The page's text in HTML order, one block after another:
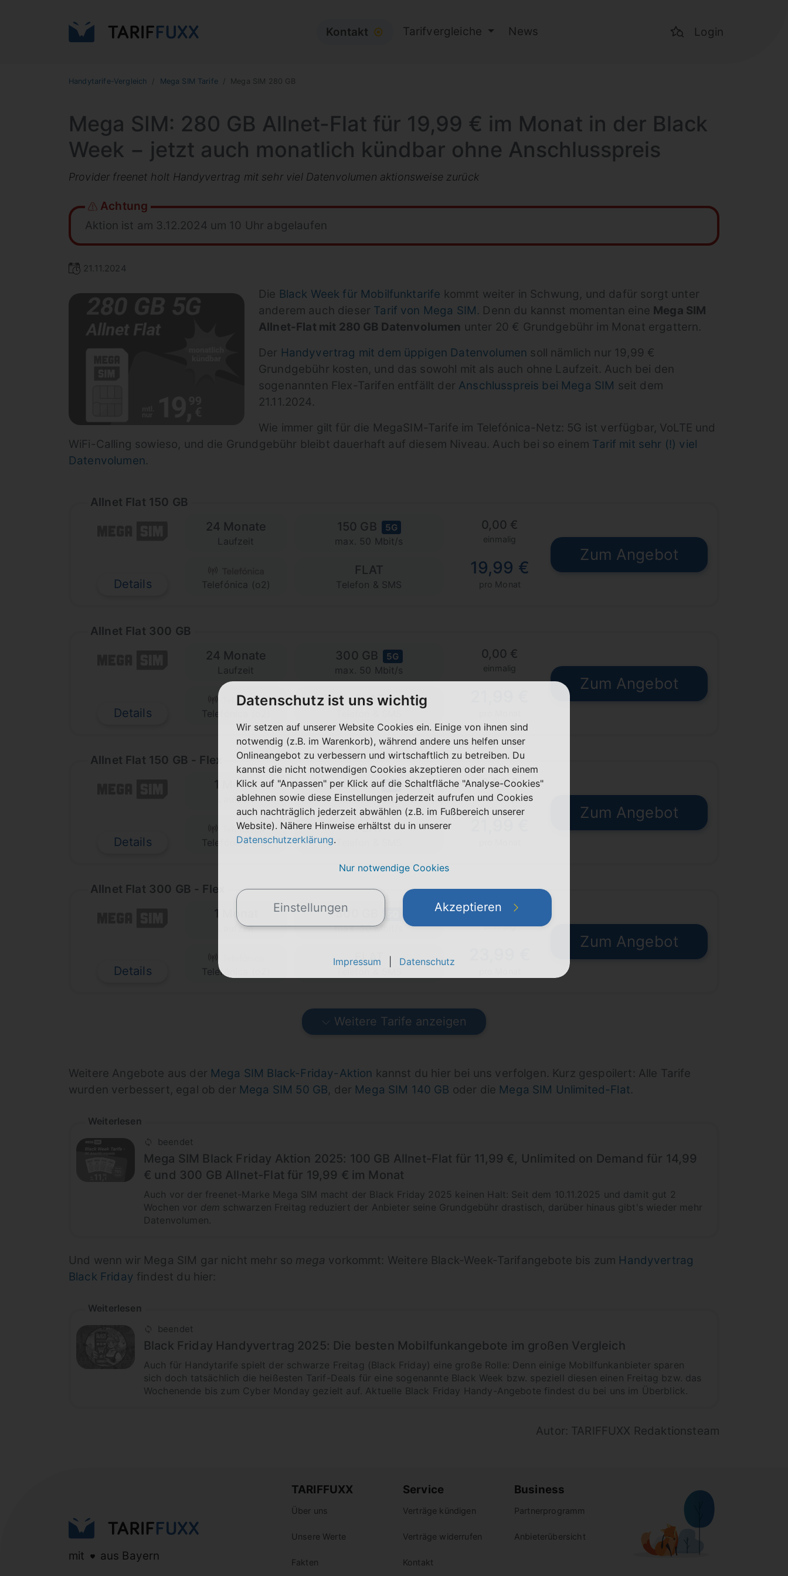
Kontakt ⦿ Tarifvergleiche News Login
Handytarife-Vergleich Mega SIM Tarife Mega SIM 280 GB
Mega SIM: 280 GB Allnet-Flat für 19,99 € im Monat in der Black
Week − jetzt auch monatlich kündbar ohne Anschlusspreis
Provider freenet holt Handyvertrag mit sehr viel Datenvolumen aktionsweise zurück
Achtung
Aktion ist am 3.12.2024 um 10 Uhr abgelaufen
21.11.2024
Die Black Week für Mobilfunktarife kommt weiter in Schwung, und dafür sorgt unter
anderem auch dieser Tarif von Mega SIM. Denn du kannst momentan eine Mega SIM
Allnet-Flat mit 280 GB Datenvolumen unter 20 € Grundgebühr im Monat ergattern.
Der Handyvertrag mit dem üppigen Datenvolumen soll nämlich nur 19,99 €
Grundgebühr kosten, und das sowohl mit als auch ohne Laufzeit. Auch bei den
sogenannten Flex-Tarifen entfällt der Anschlusspreis bei Mega SIM seit dem
21.11.2024.
Wie immer gilt für die MegaSIM-Tarife im Telefónica-Netz: 5G ist verfügbar, VoLTE und
WiFi-Calling sowieso, und die Grundgebühr bleibt dauerhaft auf diesem Niveau. Auch bei so einem Tarif mit sehr (!) viel
Datenvolumen.
Allnet Flat 150 GB
Details
24 Monate
Laufzeit
Telefónica (o2)
150 GB 5G
max. 50 Mbit/s
FLAT
Telefon & SMS
0,00 €
einmalig
19,99 €
pro Monat
Zum Angebot
Allnet Flat 300 GB
Details
24 Monate
Laufzeit
Telefónica (o2)
300 GB 5G
max. 50 Mbit/s
FLAT
0,00 €
einmalig
Zum Angebot
Allnet Flat 150 GB - Flex
Details
1 Monat
Laufzeit
Telefónica (o2)
150 GB 5G
max. 50 Mbit/s
FLAT
0,00 €
einmalig
Zum Angebot
Allnet Flat 300 GB - Flex
Details
1 Monat
Laufzeit
Telefónica (o2)
300 GB
max. 50 Mbit/s
FLAT
0,00 €
einmalig
Zum Angebot
Weitere Tarife anzeigen
Weitere Angebote aus der Mega SIM Black-Friday-Aktion kannst du hier bei uns verfolgen. Kurz gespoilert: Alle Tarife
wurden verbessert, egal ob der Mega SIM 50 GB, der Mega SIM 140 GB oder die Mega SIM Unlimited-Flat.
Weiterlesen
beendet
Mega SIM Black Friday Aktion 2025: 100 GB Allnet-Flat für 11,99 €, Unlimited on Demand für 14,99
€ und 300 GB Allnet-Flat für 19,99 € im Monat
Auch vor der freenet-Marke Mega SIM macht der Black Friday 2025 keinen Halt: Seit dem 10.11.2025 und damit gut 2
Wochen vor dem schwarzen Freitag reduziert der Anbieter seine Grundgebühr drastisch, darüber hinaus gibt's wieder mehr
Datenvolumen.
Und wenn wir Mega SIM gar nicht mehr so mega vorkommt: Weitere Black-Week-Tarifangebote bis zum Handyvertrag
Black Friday findest du hier:
Weiterlesen
beendet
Black Friday Handyvertrag 2025: Die besten Mobilfunkangebote im großen Vergleich
Auch für Handytarife spielt der schwarze Freitag (Black Friday) eine große Rolle: Denn einige Mobilfunkanbieter sparen
sich doch tatsächlich die heißesten Tarif-Deals für eine sogenannte Black Week bzw. speziell diesen einen Freitag bzw. das
Wochenende bis zum Cyber Monday gezielt auf. Aktuelle Black Friday Handy-Angebote findest du bei uns im Überblick.
Autor: TARIFFUXX Redaktionsteam
mit aus Bayern
TARIFFUXX
Über uns
Unsere Werte
Fakten
Service
Verträge kündigen
Verträge widerrufen
Kontakt
Business
Partnerprogramm
Anbieterübersicht
Datenschutz ist uns wichtig
Wir setzen auf unserer Website Cookies ein. Einige von ihnen sind
notwendig (z.B. im Warenkorb), während andere uns helfen unser
Onlineangebot zu verbessern und wirtschaftlich zu betreiben. Du
kannst die nicht notwendigen Cookies akzeptieren oder nach einem
Klick auf "Anpassen" per Klick auf die Schaltfläche "Analyse-Cookies"
ablehnen sowie diese Einstellungen jederzeit aufrufen und Cookies
auch nachträglich jederzeit abwählen (z.B. im Fußbereich unserer
Website). Nähere Hinweise erhältst du in unserer
Datenschutzerklärung.
Nur notwendige Cookies
Einstellungen Akzeptieren
Impressum Datenschutz